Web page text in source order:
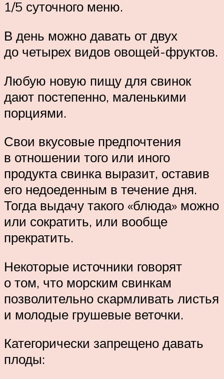
1/5 суточного меню.
В день можно давать от двух
до четырех видов овощей-фруктов.
Любую новую пищу для свинок
дают постепенно, маленькими
порциями.
Свои вкусовые предпочтения
в отношении того или иного
продукта свинка выразит, оставив
его недоеденным в течение дня.
Тогда выдачу такого «блюда» можно
или сократить, или вообще
прекратить.
Некоторые источники говорят
о том, что морским свинкам
позволительно скармливать листья
и молодые грушевые веточки.
Категорически запрещено давать
плоды: